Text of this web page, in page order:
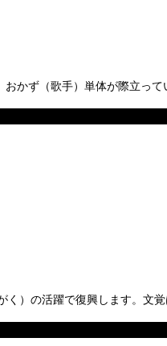
かず（歌手）単体が際立っ
）の活躍で復興します。文